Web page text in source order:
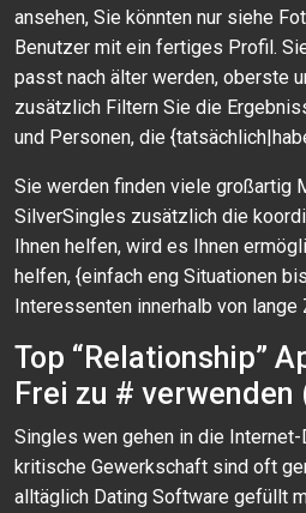
ansehen, Sie könnten nur siehe
Benutzer mit ein fertiges Profil.
passt nach älter werden, oberste
zusätzlich Filtern Sie die
und Personen, die
Sie werden finden viele großartig
SilverSingles zusätzlich die
Ihnen helfen, wird es Ihnen
helfen, {einfach eng Situationen
Interessenten innerhalb von lange
Top “Relationship”
Frei zu # verwenden
Singles wen gehen in die
kritische Gewerkschaft sind oft
alltäglich Dating Software gefüllt